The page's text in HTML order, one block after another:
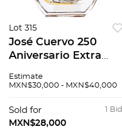
Lot 315
José Cuervo 250
Aniversario Extra
premium 100%
limitada
conmemorativa del
Estimate
MXN$30,000 - MXN$40,000
1 Bid
Sold for
MXN$28,000